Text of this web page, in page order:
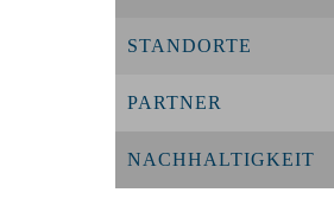
STANDORTE
PARTNER
NACHHALTIGKEIT